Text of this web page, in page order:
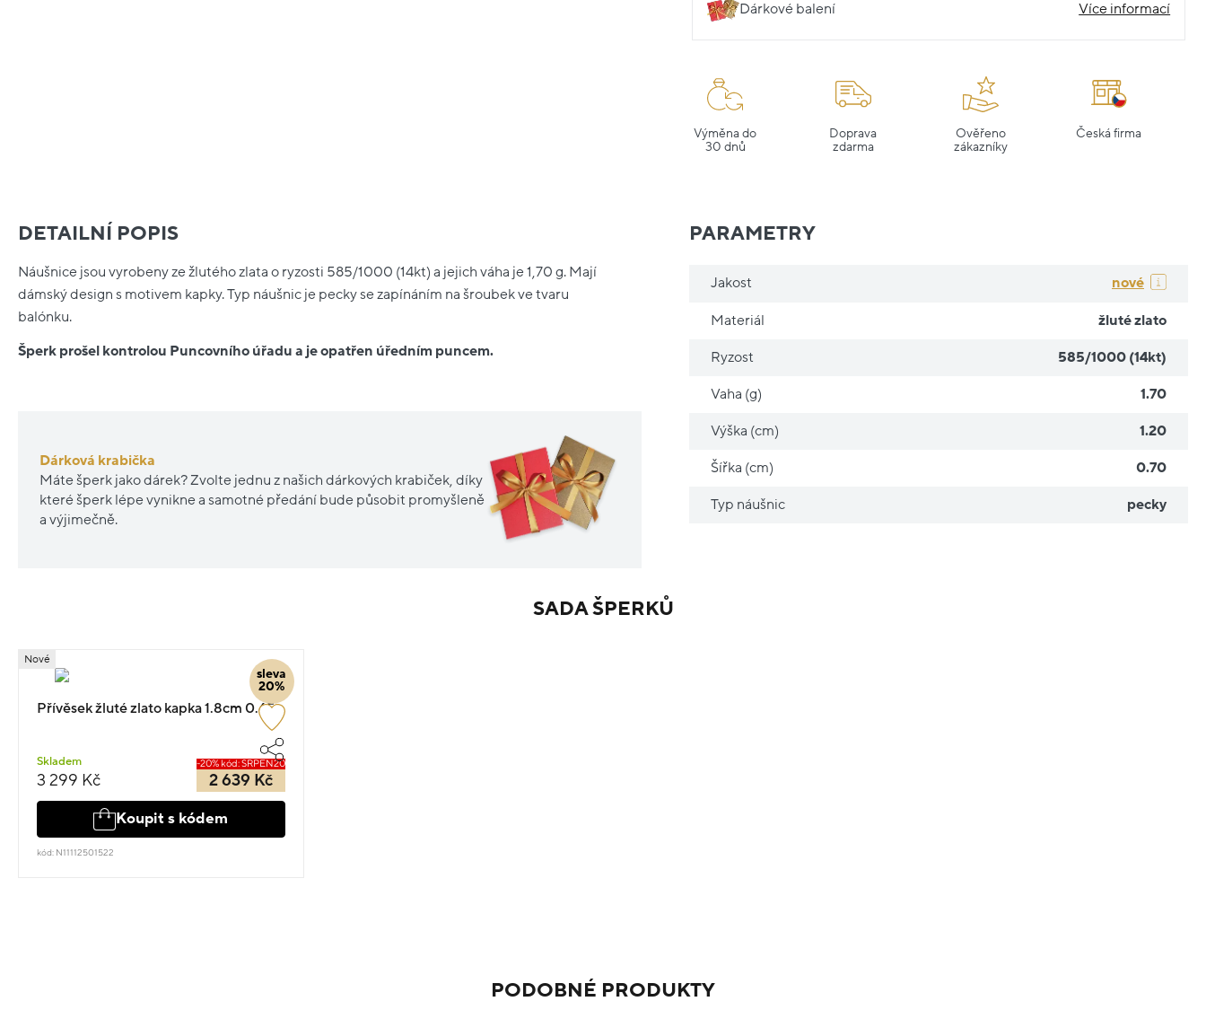
Dárkové balení Více informací
Výměna do
30 dnů
Doprava
zdarma
Ověřeno
zákazníky
Česká firma
DETAILNÍ POPIS
Náušnice jsou vyrobeny ze žlutého zlata o ryzosti 585/1000 (14kt) a jejich váha je 1,70 g. Mají
dámský design s motivem kapky. Typ náušnic je pecky se zapínáním na šroubek ve tvaru
balónku.
Šperk prošel kontrolou Puncovního úřadu a je opatřen úředním puncem.
Dárková krabička
Máte šperk jako dárek? Zvolte jednu z našich dárkových krabiček, díky
které šperk lépe vynikne a samotné předání bude působit promyšleně
a výjimečně.
PARAMETRY
Jakost nové
Materiál žluté zlato
Ryzost 585/1000 (14kt)
Vaha (g) 1.70
Výška (cm) 1.20
Šířka (cm) 0.70
Typ náušnic pecky
SADA ŠPERKŮ
sleva
20%
Nové
Přívěsek žluté zlato kapka 1.8cm 0.65g
Skladem
3 299 Kč
-20% kód: SRPEN20
2 639 Kč
Koupit s kódem
kód: N11112501522
PODOBNÉ PRODUKTY